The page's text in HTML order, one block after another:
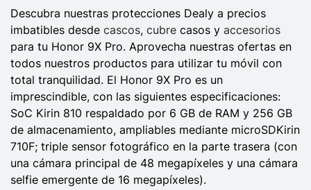
Descubra nuestras protecciones Dealy a precios
imbatibles desde cascos, cubre casos y accesorios
para tu Honor 9X Pro. Aprovecha nuestras ofertas en
todos nuestros productos para utilizar tu móvil con
total tranquilidad. El Honor 9X Pro es un
imprescindible, con las siguientes especificaciones:
SoC Kirin 810 respaldado por 6 GB de RAM y 256 GB
de almacenamiento, ampliables mediante microSDKirin
710F; triple sensor fotográfico en la parte trasera (con
una cámara principal de 48 megapíxeles y una cámara
selfie emergente de 16 megapíxeles).